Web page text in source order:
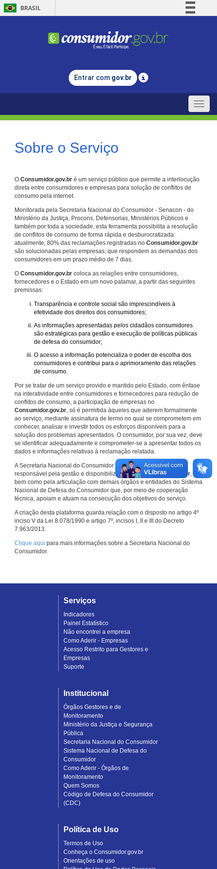
BRASIL
Comunica BR
Legislação
Entrar com gov.br
Toggle
Sobre o Serviço
O Consumidor.gov.br é um serviço público que permite a interlocução
direta entre consumidores e empresas para solução de conflitos de
consumo pela internet.
Monitorada pela Secretaria Nacional do Consumidor - Senacon - do
Ministério da Justiça, Procons, Defensorias, Ministérios Públicos e
também por toda a sociedade, esta ferramenta possibilita a resolução
de conflitos de consumo de forma rápida e desburocratizada:
atualmente, 80% das reclamações registradas no Consumidor.gov.br
são solucionadas pelas empresas, que respondem as demandas dos
consumidores em um prazo médio de 7 dias.
O Consumidor.gov.br coloca as relações entre consumidores,
fornecedores e o Estado em um novo patamar, a partir das seguintes
premissas:
Transparência e controle social são imprescindíveis à
efetividade dos direitos dos consumidores;
As informações apresentadas pelos cidadãos consumidores
são estratégicas para gestão e execução de políticas públicas
de defesa do consumidor;
O acesso a informação potencializa o poder de escolha dos
consumidores e contribui para o aprimoramento das relações
de consumo.
Por se tratar de um serviço provido e mantido pelo Estado, com ênfase
na interatividade entre consumidores e fornecedores para redução de
conflitos de consumo, a participação de empresas no
Consumidor.gov.br, só é permitida àqueles que aderem formalmente
ao serviço, mediante assinatura de termo no qual se comprometem em
conhecer, analisar e investir todos os esforços disponíveis para a
solução dos problemas apresentados. O consumidor, por sua vez, deve
se identificar adequadamente e comprometer-se a apresentar todos os
dados e informações relativas à reclamação relatada.
A Secretaria Nacional do Consumidor do Ministério da Justiça é a
responsável pela gestão e disponibilização doConsumidor.gov.br,
bem como pela articulação com demais órgãos e entidades do Sistema
Nacional de Defesa do Consumidor que, por meio de cooperação
técnica, apoiam e atuam na consecução dos objetivos do serviço.
A criação desta plataforma guarda relação com o disposto no artigo 4º
inciso V da Lei 8.078/1990 e artigo 7º, incisos I, II e III do Decreto
7.963/2013.
Clique aqui para mais informações sobre a Secretaria Nacional do
Consumidor.
Serviços
Indicadores
Painel Estatístico
Não encontrei a empresa
Como Aderir - Empresas
Acesso Restrito para Gestores e
Empresas
Suporte
Institucional
Órgãos Gestores e de
Monitoramento
Ministério da Justiça e Segurança
Pública
Secretaria Nacional do Consumidor
Sistema Nacional de Defesa do
Consumidor
Como Aderir - Órgãos de
Monitoramento
Quem Somos
Código de Defesa do Consumidor
(CDC)
Política de Uso
Termos de Uso
Conheça o Consumidor.gov.br
Orientações de uso